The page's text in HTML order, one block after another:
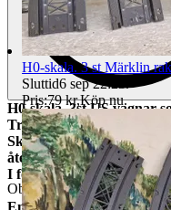
H0-skala. 3st US vagnar
Troligen obyggda/orörda
Skulle det saknas fler än
återbetalning för den/de
I förpackning. Artnr: --
Objektnr 735 947 891
H0-skala. 3 st Märklin
Sluttid6 sep 22:23
Pris:79 kr,Köp nu.